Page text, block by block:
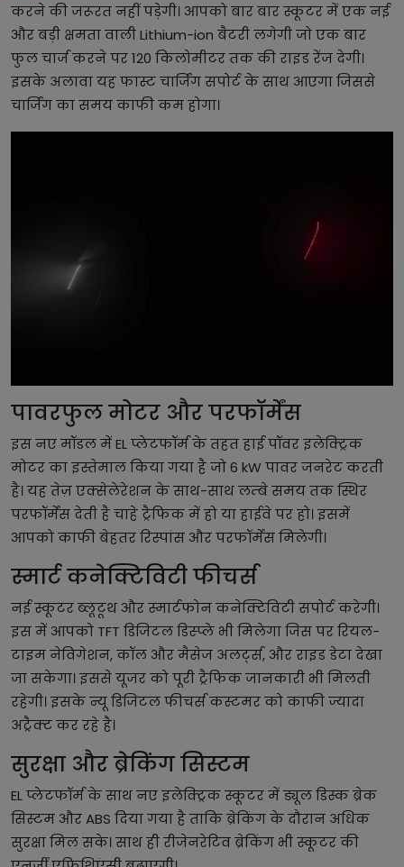
करने की जरूरत नहीं पड़ेगी। आपको बार बार स्कूटर में एक नई
और बड़ी क्षमता वाली Lithium-ion बैटरी लगेगी जो एक बार
फुल चार्ज करने पर 120 किलोमीटर तक की राइड रेंज देगी।
इसके अलावा यह फास्ट चार्जिंग सपोर्ट के साथ आएगा जिससे
चार्जिंग का समय काफी कम होगा।
पावरफुल मोटर और परफॉर्मेंस
इस नए मॉडल में EL प्लेटफॉर्म के तहत हाई पॉवर इलेक्ट्रिक
मोटर का इस्तेमाल किया गया है जो 6 kW पावर जनरेट करती
है। यह तेज़ एक्सेलेरेशन के साथ-साथ लम्बे समय तक स्थिर
परफॉर्मेंस देती है चाहे ट्रैफिक में हो या हाईवे पर हो। इसमें
आपको काफी बेहतर रिस्पांस और परफॉर्मेंस मिलेगी।
स्मार्ट कनेक्टिविटी फीचर्स
नई स्कूटर ब्लूटूथ और स्मार्टफोन कनेक्टिविटी सपोर्ट करेगी।
इस में आपको TFT डिजिटल डिस्प्ले भी मिलेगा जिस पर रियल-
टाइम नेविगेशन, कॉल और मैसेज अलर्ट्स, और राइड डेटा देखा
जा सकेगा। इससे यूजर को पूरी ट्रैफिक जानकारी भी मिलती
रहेगी। इसके न्यू डिजिटल फीचर्स कस्टमर को काफी ज्यादा
अट्रैक्ट कर रहे है।
सुरक्षा और ब्रेकिंग सिस्टम
EL प्लेटफॉर्म के साथ नए इलेक्ट्रिक स्कूटर में ड्यूल डिस्क ब्रेक
सिस्टम और ABS दिया गया है ताकि ब्रेकिंग के दौरान अधिक
सुरक्षा मिल सके। साथ ही रीजेनरेटिव ब्रेकिंग भी स्कूटर की